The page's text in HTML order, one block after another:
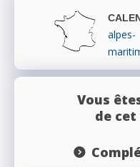
alpes-
Vous
de cet